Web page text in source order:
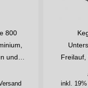
800
und…
inkl.